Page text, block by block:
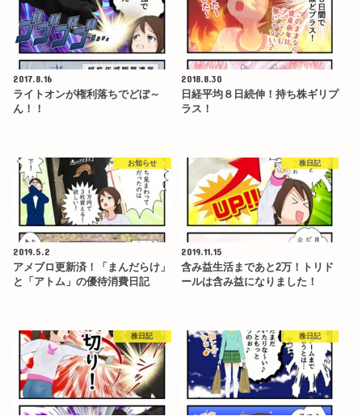
2017.8.16
ライトオンが権利落ちでどぼ～
ん！！
2018.8.30
日経平均８日続伸！持ち株ギリプ
ラス！
お知らせ
2019.5.2
アメブロ更新済！「まんだらけ」
と「アトム」の優待消費日記
株日記
2019.11.15
含み益生活まであと2万！トリド
ールは含み益になりました！
株日記 株日記